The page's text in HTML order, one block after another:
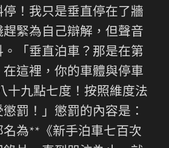
停！我只是垂直停在了牆
緊為自己辯解，但聲音
。「垂直泊車？那是在第
這裡，你的車體與停車
十九點七度！按照維度法
罰！」懲罰的內容是：
為**《新手泊車七百次